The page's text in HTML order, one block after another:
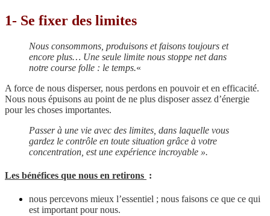
1- Se fixer des limites
Nous consommons, produisons et faisons toujours et
encore plus… Une seule limite nous stoppe net dans
notre course folle : le temps.«
A force de nous disperser, nous perdons en pouvoir et en efficacité.
Nous nous épuisons au point de ne plus disposer assez d’énergie
pour les choses importantes.
Passer à une vie avec des limites, dans laquelle vous
gardez le contrôle en toute situation grâce à votre
concentration, est une expérience incroyable ».
Les bénéfices que nous en retirons :
nous percevons mieux l’essentiel ; nous faisons ce que ce qui
est important pour nous.